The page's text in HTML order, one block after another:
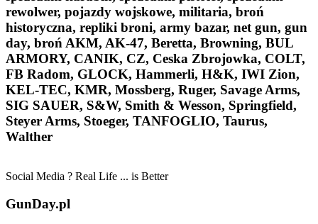
rewolwer, pojazdy wojskowe, militaria, broń
historyczna, repliki broni, army bazar, net gun, gun
day, broń AKM, AK-47, Beretta, Browning, BUL
ARMORY, CANIK, CZ, Ceska Zbrojowka, COLT,
FB Radom, GLOCK, Hammerli, H&K, IWI Zion,
KEL-TEC, KMR, Mossberg, Ruger, Savage Arms,
SIG SAUER, S&W, Smith & Wesson, Springfield,
Steyer Arms, Stoeger, TANFOGLIO, Taurus,
Walther
Social Media ? Real Life ... is Better
GunDay.pl